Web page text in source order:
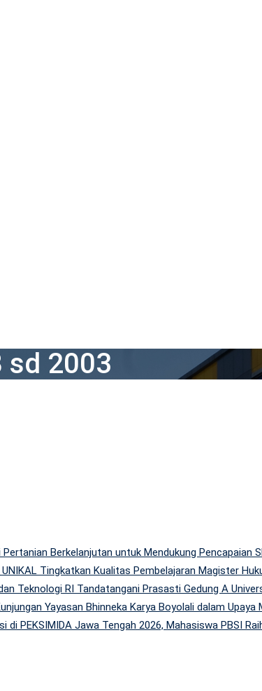
sd 2003
Berkelanjutan untuk Mendukung Pencapaian
Tingkatkan Kualitas Pembelajaran Magister
Teknologi RI Tandatangani Prasasti Gedung A
Yayasan Bhinneka Karya Boyolali dalam Upaya
di PEKSIMIDA Jawa Tengah 2026, Mahasiswa PBSI